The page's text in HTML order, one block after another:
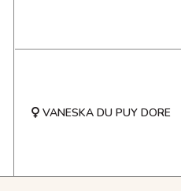
VANESKA DU PUY DORE